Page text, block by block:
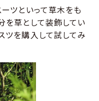
ツといって草木をも
を草として装飾してい
ツを購入して試してみ